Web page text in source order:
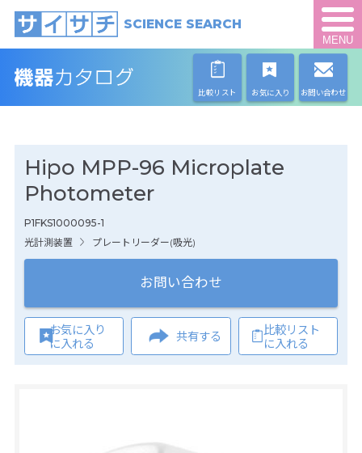
SCIENCE SEARCH
MENU
比較リスト お気に入り お問い合わせ
Hipo MPP-96 Microplate
Photometer
P1FKS1000095-1
光計測装置
プレートリーダー(吸光)
お問い合わせ
お気に入り
に入れる
共有する
比較リスト
に入れる